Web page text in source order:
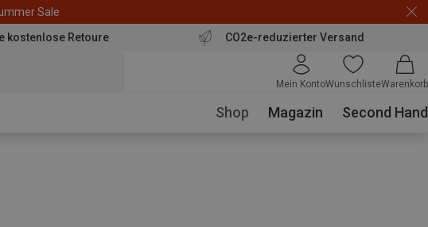
Sale
kostenlose Retoure CO2e-reduzierter Versand
Mein KontoWunschlisteWarenkorb
Shop Magazin Second Hand